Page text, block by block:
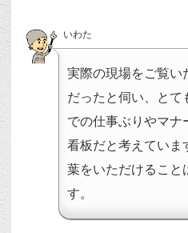
いわた
実際の現場をご覧い
だったと伺い、とて
での仕事ぶりやマナ
看板だと考えていま
葉をいただけること
す。